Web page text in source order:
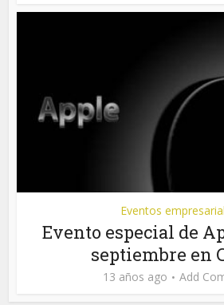
Eventos
Evento especial de
septiembre en
13 años ago Add